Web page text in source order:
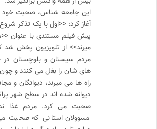
این جامعه شناس، صحبت خود
آغاز کرد: <<اول با یک تذکر
پیش فیلم مستندی با عنوان
میرند>> از تلویزیون پخش
مردم سیستان و بلوچستان
های شان را بغل می کنند و چون
راه ها می میرند، دیوانگان و
دیوانه شده اند در سطح شهر
صحبت می کرد. مردم غذا
مسوولان استانی که صحبت